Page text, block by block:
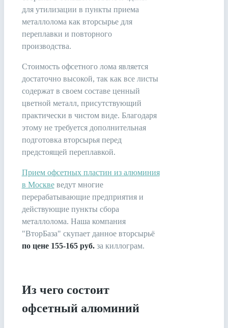
для утилизации в пункты приема
металлолома как вторсырье для
переплавки и повторного
производства.
Стоимость офсетного лома является
достаточно высокой, так как все листы
содержат в своем составе ценный
цветной металл, присутствующий
практически в чистом виде. Благодаря
этому не требуется дополнительная
подготовка вторсырья перед
предстоящей переплавкой.
Прием офсетных пластин из алюминия
в Москвеведут многие
перерабатывающие предприятия и
действующие пункты сбора
металлолома. Наша компания
"ВторБаза" скупает данное вторсырьё
по цене 155-165 руб.за киллограм.
Из чего состоит
офсетный алюминий